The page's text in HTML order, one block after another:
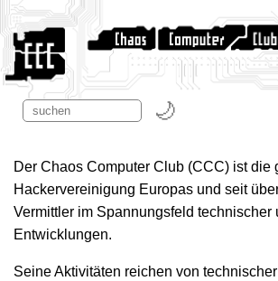
Der Chaos Computer Club (CCC) ist die
Hackervereinigung Europas und seit
Vermittler im Spannungsfeld technischer
Entwicklungen.
Seine Aktivitäten reichen von